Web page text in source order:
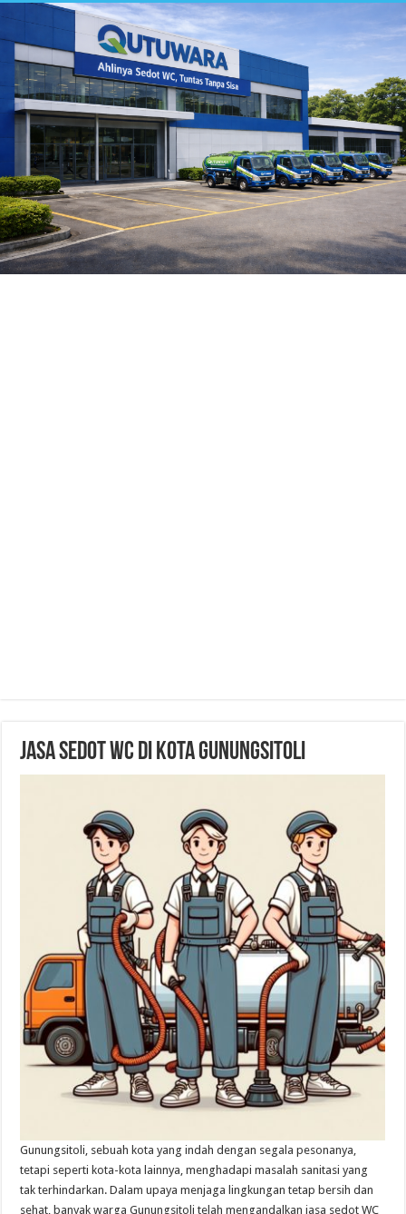
Jasa Sedot WC di Kota Gunungsitoli
Gunungsitoli, sebuah kota yang indah dengan segala pesonanya,
tetapi seperti kota-kota lainnya, menghadapi masalah sanitasi yang
tak terhindarkan. Dalam upaya menjaga lingkungan tetap bersih dan
sehat, banyak warga Gunungsitoli telah mengandalkan jasa sedot WC